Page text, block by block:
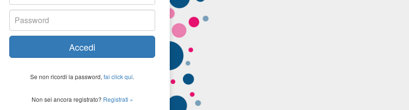
Accedi
Se non ricordi la password, fai click qui.
Non sei ancora registrato? Registrati »